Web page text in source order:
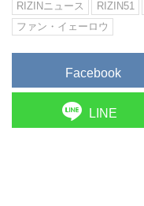
RIZINニュース RIZIN51
ファン・イェーロウ
Facebook
LINE